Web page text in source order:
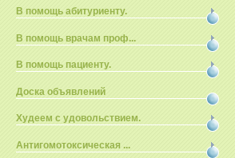
В помощь абитуриенту.
В помощь врачам проф...
В помощь пациенту.
Доска объявлений
Худеем с удовольствием.
Антигомотоксическая ...